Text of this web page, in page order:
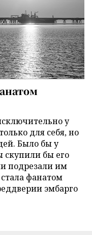
у
для себя, но
Было бы у
скупили бы его
подрезали им
фанатом
эмбарго